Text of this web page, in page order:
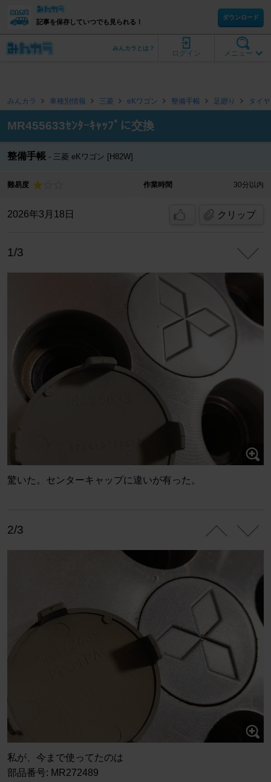
記事を保存していつでも見られる！
ダウンロード
メニュー
ログイン
みんカラとは？
みんカラ 車種別情報 三菱 eKワゴン 整備手帳 足廻り タイ
MR455633ｾﾝﾀｰｷｬｯﾌﾟに交換
整備手帳 三菱 eKワゴン [H82W]
難易度 作業時間 30分以内
2026年3月18日 クリップ
1/3
驚いた。センターキャップに違いが有った。
2/3
私が、今まで使ってたのは
部品番号: MR272489